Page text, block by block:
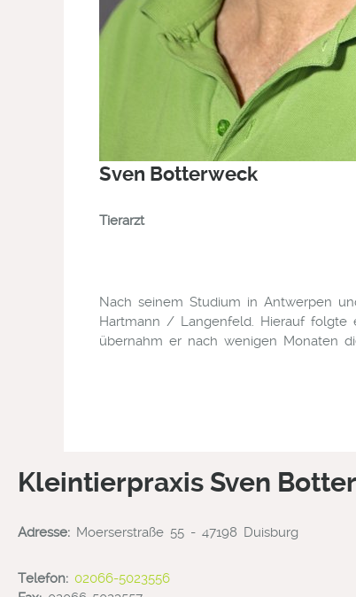
Sven Botterweck
Tierarzt
Nach seinem Studium in Antwerpen
Hartmann / Langenfeld. Hierauf folgte
übernahm er nach wenigen Monaten
Kleintierpraxis Sven
Adresse: Moerserstraße 55 - 47198 Duisburg
Telefon: 02066-5023556